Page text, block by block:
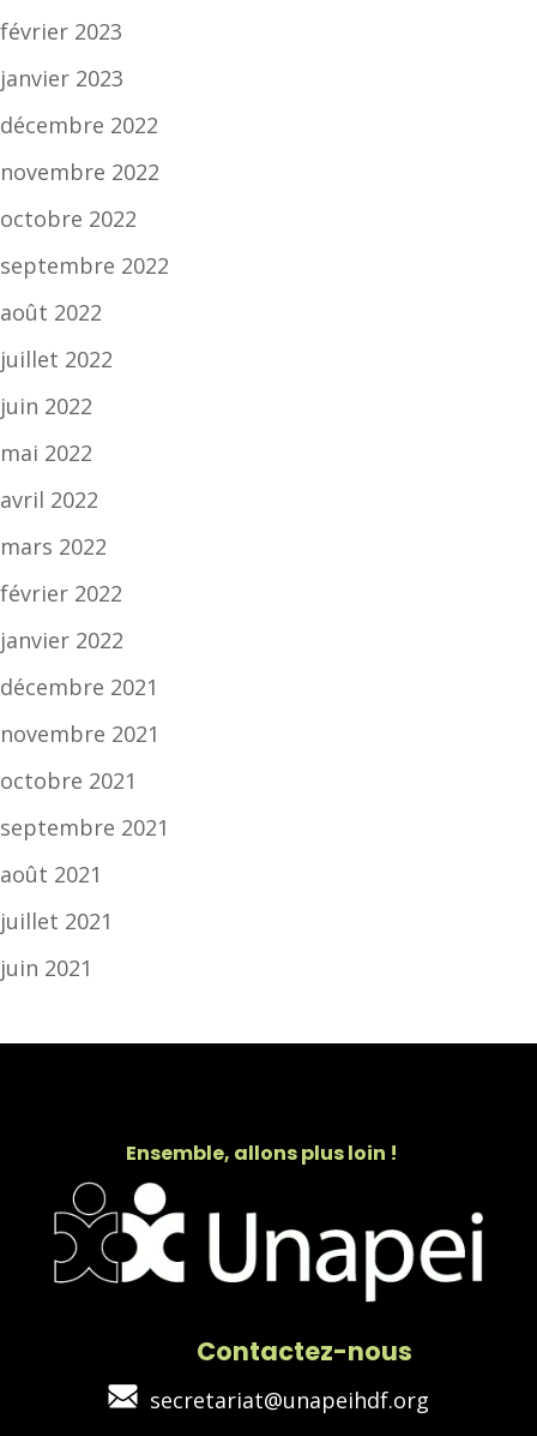
février 2023
janvier 2023
décembre 2022
novembre 2022
octobre 2022
septembre 2022
août 2022
juillet 2022
juin 2022
mai 2022
avril 2022
mars 2022
février 2022
janvier 2022
décembre 2021
novembre 2021
octobre 2021
septembre 2021
août 2021
juillet 2021
juin 2021
Ensemble, allons plus loin !
Contactez-nous
secretariat@unapeihdf.org